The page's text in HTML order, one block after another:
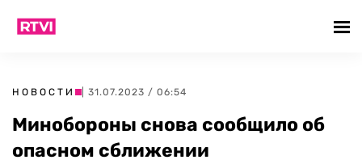
НОВОСТИ | 31.07.2023 / 06:54
Минобороны снова сообщило об
опасном сближении